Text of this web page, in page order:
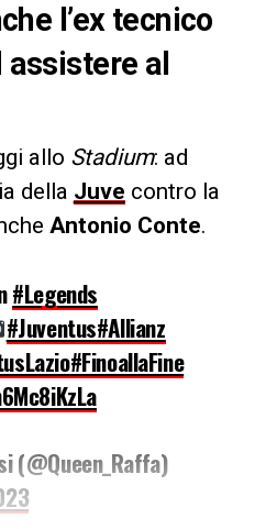
l’ex tecnico
al
allo Stadium: ad
della Juve contro la
Antonio Conte.
#Legends
#Juventus#Allianz
#FinoallaFine
(@Queen_Raffa)